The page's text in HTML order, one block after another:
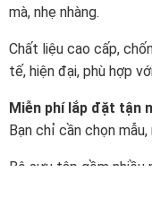
mà, nhẹ nhàng.
Chất liệu cao cấp,
tế, hiện đại, phù hợp
Miễn phí lắp đặt tận
Bạn chỉ cần chọn
Bộ sưu tập gồm nhiều